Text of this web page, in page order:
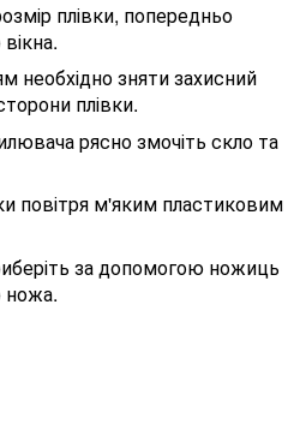
плівки, попередньо
необхідно зняти захисний
плівки.
рясно змочіть скло та
повітря м'яким пластиковим
за допомогою ножиць
ножа.